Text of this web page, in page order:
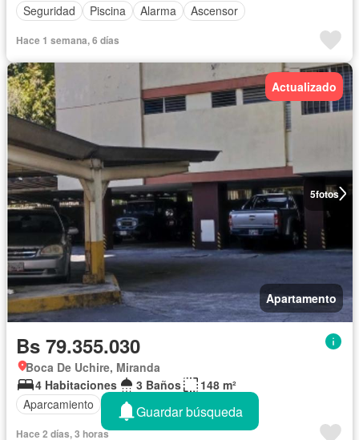
Seguridad
Piscina Alarma Ascensor
Hace 1 semana, 6 días
5fotos
Actualizado
Apartamento
Bs 79.355.030
Boca De Uchire, Miranda
4 Habitaciones
3 Baños
148 m²
Aparcamiento
Balcón
Hace 2 días, 3 horas
Guardar búsqueda